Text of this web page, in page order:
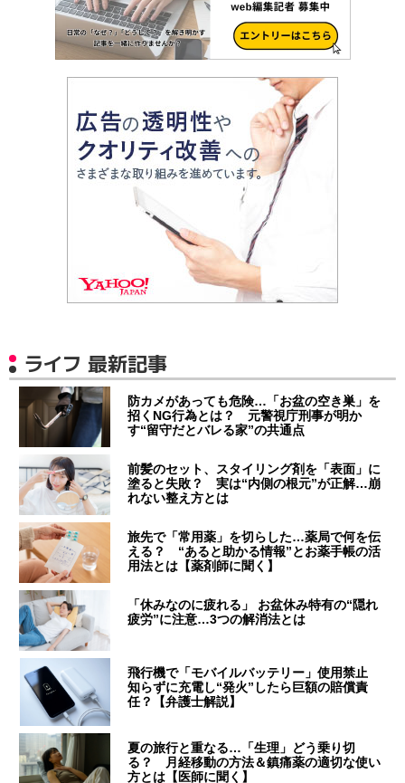
ライフ 最新記事
防カメがあっても危険…「お盆の空き巣」を
招くNG行為とは？ 元警視庁刑事が明か
す“留守だとバレる家”の共通点
前髪のセット、スタイリング剤を「表面」に
塗ると失敗？ 実は“内側の根元”が正解…崩
れない整え方とは
旅先で「常用薬」を切らした…薬局で何を伝
える？ “あると助かる情報”とお薬手帳の活
用法とは【薬剤師に聞く】
「休みなのに疲れる」 お盆休み特有の“隠れ
疲労”に注意…3つの解消法とは
飛行機で「モバイルバッテリー」使用禁止
知らずに充電し“発火”したら巨額の賠償責
任？【弁護士解説】
夏の旅行と重なる…「生理」どう乗り切
る？ 月経移動の方法＆鎮痛薬の適切な使い
方とは【医師に聞く】